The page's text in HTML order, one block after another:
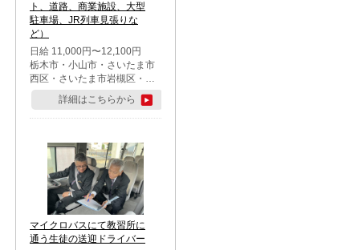
ト、道路、商業施設、大型
駐車場、JR列車見張りな
ど）
日給 11,000円〜12,100円
栃木市・小山市・さいたま市
西区・さいたま市岩槻区・久
喜市・蓮田市
詳細はこちらから
マイクロバスにて教習所に
通う生徒の送迎ドライバー